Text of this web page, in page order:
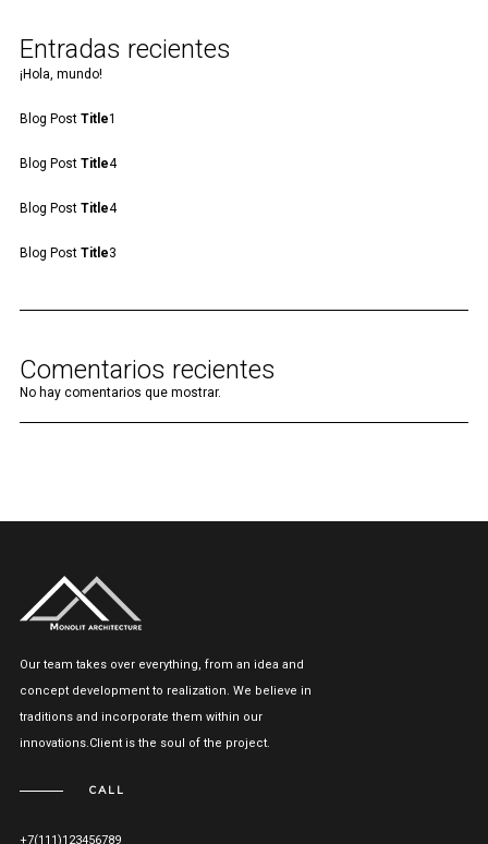
Entradas recientes
¡Hola, mundo!
Blog Post Title1
Blog Post Title4
Blog Post Title4
Blog Post Title3
Comentarios recientes
No hay comentarios que mostrar.
Our team takes over everything, from an idea and
concept development to realization. We believe in
traditions and incorporate them within our
innovations.Client is the soul of the project.
CALL
+7(111)123456789